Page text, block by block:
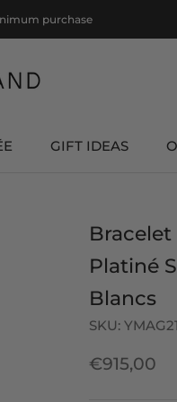
purchase
GIFT IDEAS
Platiné
Blancs
SKU: YMAG21
€915,00